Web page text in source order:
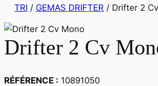
TRI / GEMAS DRIFTER / Drifter 2
Drifter 2 Cv
RÉFÉRENCE : 10891050